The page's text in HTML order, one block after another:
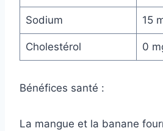
Sodium 15
Cholestérol 0
Bénéfices santé :
La mangue et la banane